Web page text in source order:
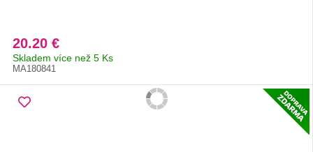
20.20 €
Skladem více než 5 Ks
MA180841